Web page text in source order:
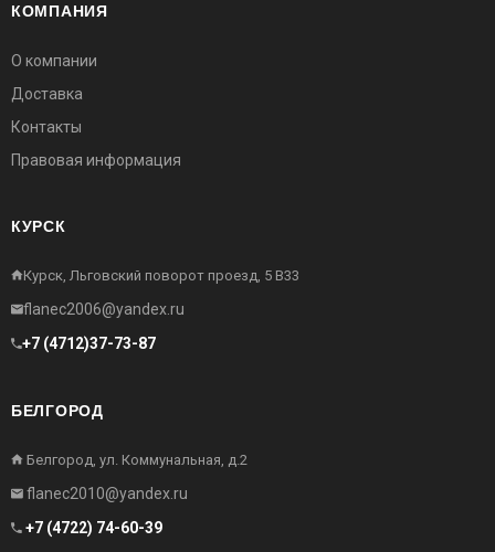
КОМПАНИЯ
О компании
Доставка
Контакты
Правовая информация
КУРСК
Курск, Льговский поворот проезд, 5 В33
flanec2006@yandex.ru
+7 (4712)37-73-87
БЕЛГОРОД
Белгород, ул. Коммунальная, д.2
flanec2010@yandex.ru
+7 (4722) 74-60-39